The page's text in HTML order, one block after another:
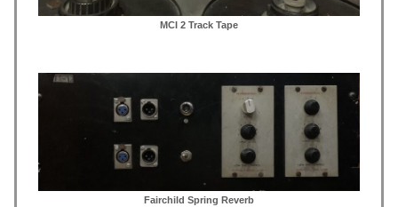
MCI 2 Track Tape
Fairchild Spring Reverb